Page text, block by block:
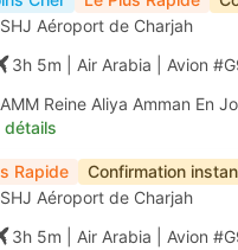
SHJ Aéroport de Charjah
3h 5m | Air Arabia Avion
AMM Reine Aliya Amman En
détails
Rapide Confirmation
SHJ Aéroport de Charjah
3h 5m | Air Arabia Avion